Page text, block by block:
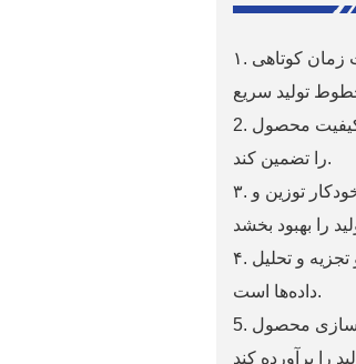
زمان کوتاهی
2. دقت بالا: با عملکرد توزین با دقت بالا، می‌تواند وزن محصولات را به طور دقیق اندازه‌گیری کرده و کیفیت محصول
را تضمین کند.
توزین و
۴. مدیریت داده‌ها: معمولاً دارای عملکردهای ثبت و گزارش‌دهی داده‌ها برای تسهیل کنترل کیفیت و تجزیه و تحلیل
داده‌ها است.
5. تطبیق پذیری: به طور کلی، ترازوی پرسرعت همچنین دارای عملکردهای متنوعی مانند مرتب سازی محصول